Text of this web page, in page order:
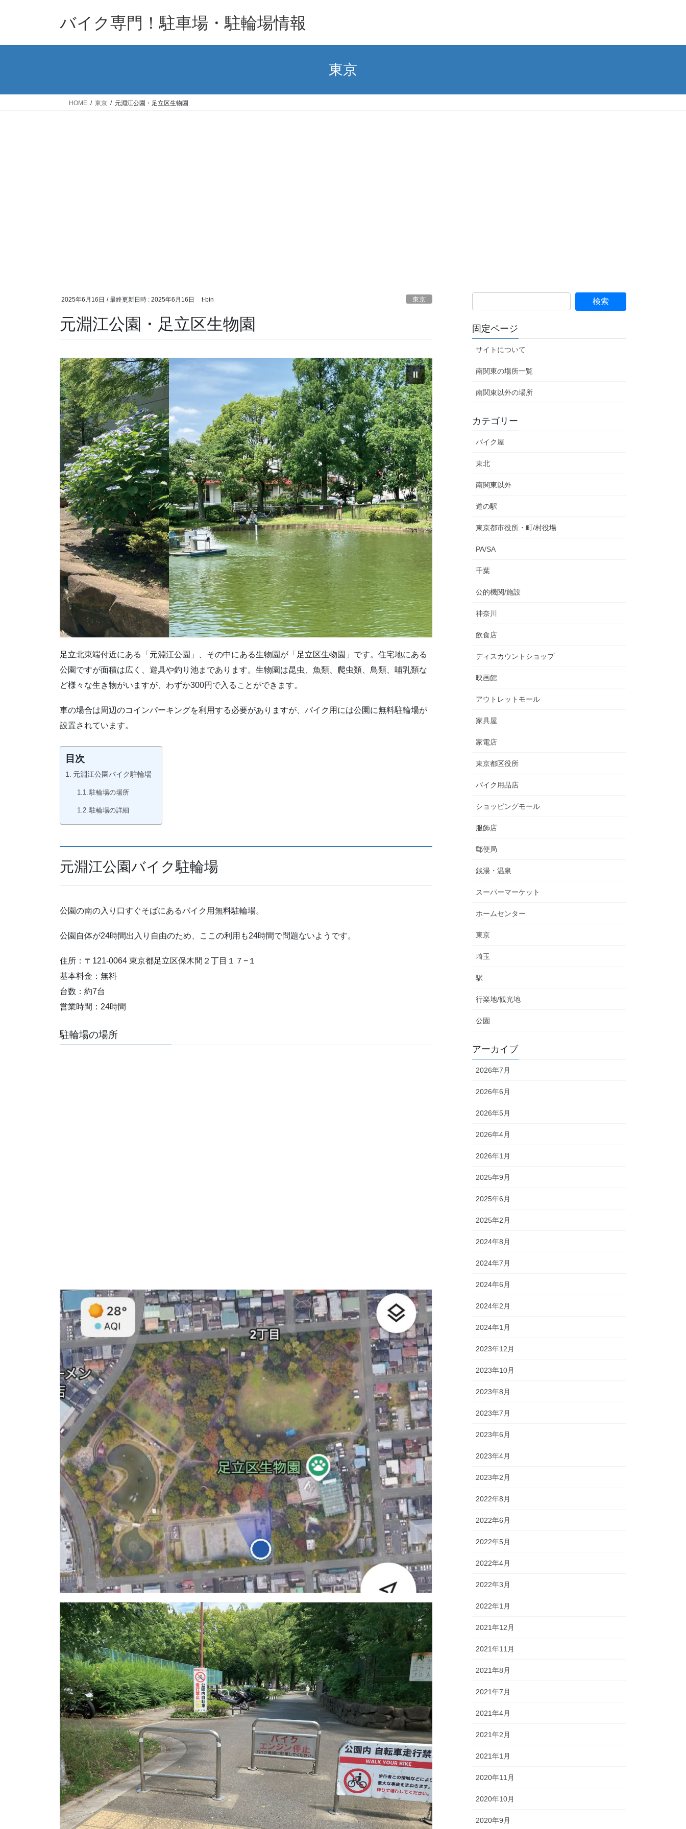
ン
キ
ー
に
バイク専門！駐車場・駐輪場情報
東京
HOME 東京 元淵江公園・足立区生物園
2025年6月16日 / 最終更新日時 : 2025年6月16日 t-bin 東京
元淵江公園・足立区生物園
足立北東端付近にある「元淵江公園」、その中にある生物園が「足立区生物園」です。住宅地にある
公園ですが面積は広く、遊具や釣り池まであります。生物園は昆虫、魚類、爬虫類、鳥類、哺乳類な
ど様々な生き物がいますが、わずか300円で入ることができます。
車の場合は周辺のコインパーキングを利用する必要がありますが、バイク用には公園に無料駐輪場が
設置されています。
目次
元淵江公園バイク駐輪場
駐輪場の場所
駐輪場の詳細
元淵江公園バイク駐輪場
公園の南の入り口すぐそばにあるバイク用無料駐輪場。
公園自体が24時間出入り自由のため、ここの利用も24時間で問題ないようです。
住所：〒121-0064 東京都足立区保木間２丁目１７−１
基本料金：無料
台数：約7台
営業時間：24時間
駐輪場の場所
固定ページ
サイトについて
南関東の場所一覧
南関東以外の場所
カテゴリー
バイク屋
東北
南関東以外
道の駅
東京都市役所・町/村役場
PA/SA
千葉
公的機関/施設
神奈川
飲食店
ディスカウントショップ
映画館
アウトレットモール
家具屋
家電店
東京都区役所
バイク用品店
ショッピングモール
服飾店
郵便局
銭湯・温泉
スーパーマーケット
ホームセンター
東京
埼玉
駅
行楽地/観光地
公園
アーカイブ
2026年7月
2026年6月
2026年5月
2026年4月
2026年1月
2025年9月
2025年6月
2025年2月
2024年8月
2024年7月
2024年6月
2024年2月
2024年1月
2023年12月
2023年10月
2023年8月
2023年7月
2023年6月
2023年4月
2023年2月
2022年8月
2022年6月
2022年5月
2022年4月
2022年3月
2022年1月
2021年12月
2021年11月
2021年8月
2021年7月
2021年4月
2021年2月
2021年1月
2020年11月
2020年10月
2020年9月